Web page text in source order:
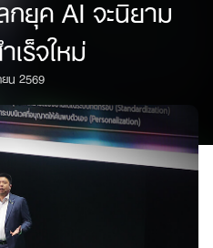
กยุค AI จะนิยาม
ร็จใหม่
น 2569